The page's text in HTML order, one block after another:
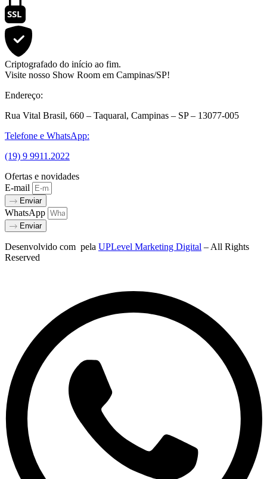
SSL
Criptografado do início ao fim.
Visite nosso Show Room em Campinas/SP!
Endereço:
Rua Vital Brasil, 660 – Taquaral, Campinas – SP – 13077-005
Telefone e WhatsApp:
(19) 9 9911.2022
Ofertas e novidades
E-mail
Enviar
WhatsApp
Enviar
Desenvolvido com pela UPLevel Marketing Digital – All Rights
Reserved